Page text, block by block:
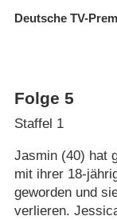
Deutsche TV-
Folge 5
Staffel 1
Jasmin (40) hat
mit ihrer 18-
geworden und
verlieren.